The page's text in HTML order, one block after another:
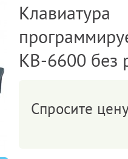
Клавиатура
KB-6600 без
Спросите